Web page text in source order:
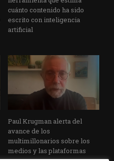
cuánto contenido ha sido
escrito con inteligencia
artificial
Paul Krugman alerta del
avance de los
multimillonarios sobre los
medios y las plataformas